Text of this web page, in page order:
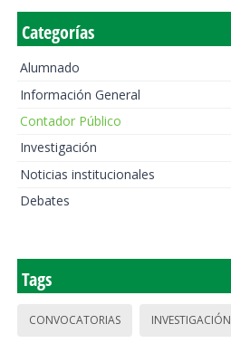
Categorías
Alumnado
Información General
Contador Público
Investigación
Noticias institucionales
Debates
Tags
CONVOCATORIAS INVESTIGACIÓN